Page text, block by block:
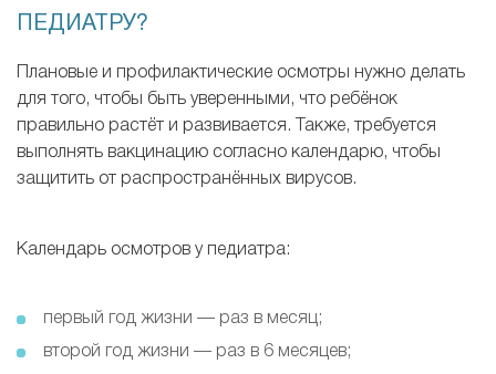
ПЕДИАТРУ?
Плановые и профилактические осмотры нужно делать
для того, чтобы быть уверенными, что ребёнок
правильно растёт и развивается. Также, требуется
выполнять вакцинацию согласно календарю, чтобы
защитить от распространённых вирусов.
Календарь осмотров у педиатра:
первый год жизни — раз в месяц;
второй год жизни — раз в 6 месяцев;